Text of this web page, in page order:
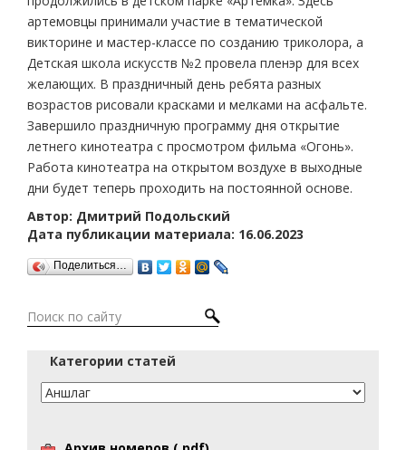
артемовцы принимали участие в тематической
викторине и мастер-классе по созданию триколора, а
Детская школа искусств №2 провела пленэр для всех
желающих. В праздничный день ребята разных
возрастов рисовали красками и мелками на асфальте.
Завершило праздничную программу дня открытие
летнего кинотеатра с просмотром фильма «Огонь».
Работа кинотеатра на открытом воздухе в выходные
дни будет теперь проходить на постоянной основе.
Автор: Дмитрий Подольский
Дата публикации материала: 16.06.2023
Поделиться…
Категории статей